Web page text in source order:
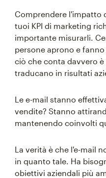
Comprendere l'impatto
tuoi KPI di marketing
importante misurarli.
persone aprono e
ciò che conta davvero
traducano in risultati
Le e-mail stanno
vendite? Stanno
mantenendo coinvolti
La verità è che l'e-mail
in quanto tale. Ha
obiettivi aziendali più